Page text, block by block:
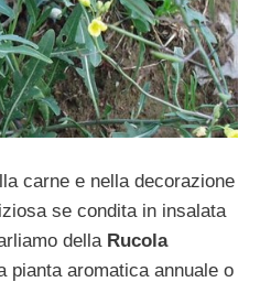
carne e nella decorazione
se condita in insalata
della Rucola
pianta aromatica annuale o